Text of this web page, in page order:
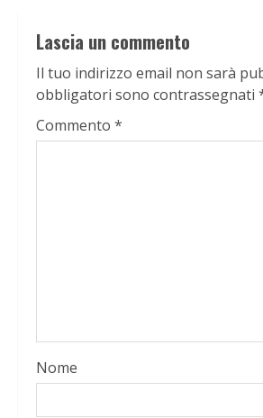
Lascia un commento
Il tuo indirizzo email non sarà
obbligatori sono contrassegnati
Commento *
Nome